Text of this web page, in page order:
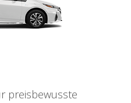
preisbewusste